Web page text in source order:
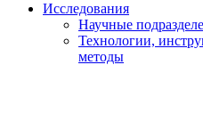
Исследования
Научные
Технологии,
методы